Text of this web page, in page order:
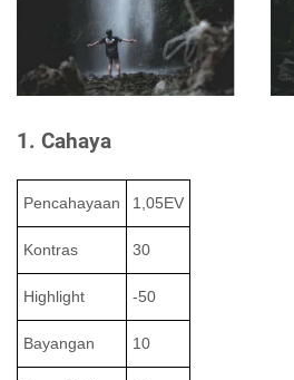
1. Cahaya
Pencahayaan 1,05EV
Kontras 30
Highlight -50
Bayangan 10